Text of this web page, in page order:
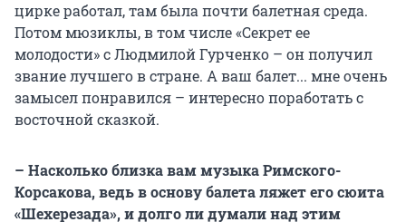
цирке работал, там была почти балетная среда.
Потом мюзиклы, в том числе «Секрет ее
молодости» с Людмилой Гурченко – он получил
звание лучшего в стране. А ваш балет... мне очень
замысел понравился – интересно поработать с
восточной сказкой.
– Насколько близка вам музыка Римского-
Корсакова, ведь в основу балета ляжет его сюита
«Шехерезада», и долго ли думали над этим